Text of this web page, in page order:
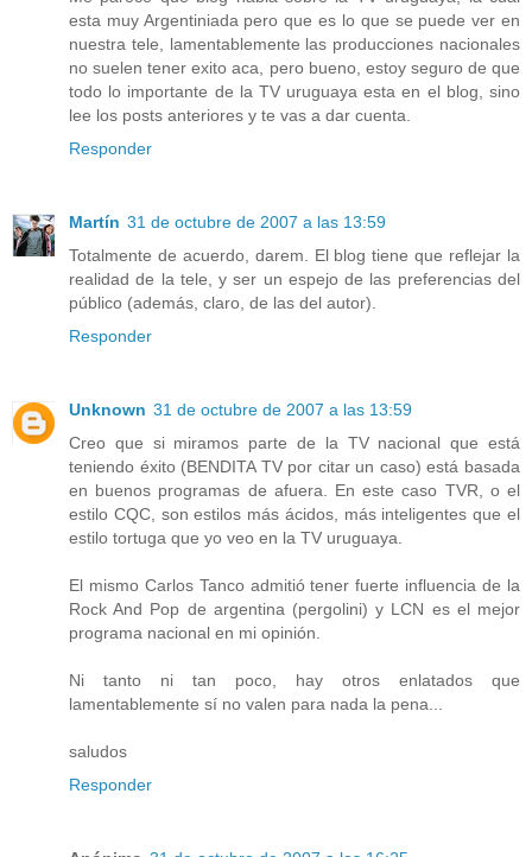
esta muy Argentiniada pero que es lo que se puede ver en
nuestra tele, lamentablemente las producciones nacionales
no suelen tener exito aca, pero bueno, estoy seguro de que
todo lo importante de la TV uruguaya esta en el blog, sino
lee los posts anteriores y te vas a dar cuenta.
Responder
Martín 31 de octubre de 2007 a las 13:59
Totalmente de acuerdo, darem. El blog tiene que reflejar la
realidad de la tele, y ser un espejo de las preferencias del
público (además, claro, de las del autor).
Responder
Unknown 31 de octubre de 2007 a las 13:59
Creo que si miramos parte de la TV nacional que está
teniendo éxito (BENDITA TV por citar un caso) está basada
en buenos programas de afuera. En este caso TVR, o el
estilo CQC, son estilos más ácidos, más inteligentes que el
estilo tortuga que yo veo en la TV uruguaya.
El mismo Carlos Tanco admitió tener fuerte influencia de la
Rock And Pop de argentina (pergolini) y LCN es el mejor
programa nacional en mi opinión.
Ni tanto ni tan poco, hay otros enlatados que
lamentablemente sí no valen para nada la pena...
saludos
Responder